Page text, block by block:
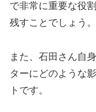
で非常に重要な役
残すことでしょう。
また、石田さん自
ターにどのような
トです。